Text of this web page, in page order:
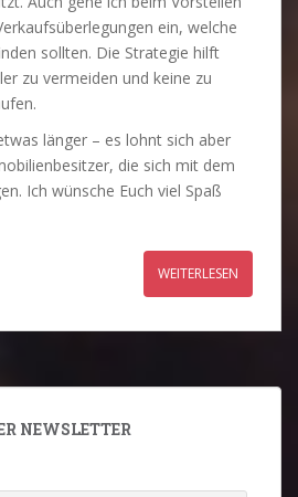
ein, welche
sollten. Die Strategie hilft
zu vermeiden und keine zu
länger – es lohnt sich aber
die sich mit dem
Ich wünsche Euch viel Spaß
WEITERLESEN
NEWSLETTER